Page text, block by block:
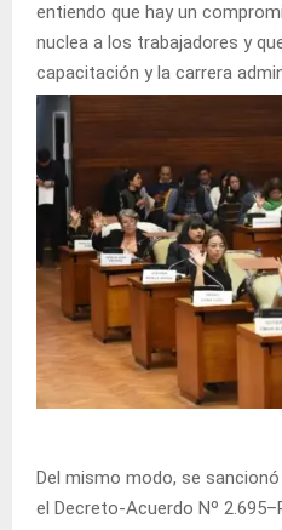
entiendo que hay un
nuclea a los trabajadores y
capacitación y la carrera
Del mismo modo, se
el Decreto-Acuerdo Nº